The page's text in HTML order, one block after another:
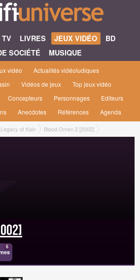
TV LIVRES JEUX VIDÉO
BD
SOCIÉTÉ
MUSIQUE
vidéo
Actualités vidéoludiques
Vidéos de jeux
Top jeux vidéo
Concepteurs Personnages
Editeurs
Anecdotes Références Agenda
of Kain Blood Omen 2 [2002]
6